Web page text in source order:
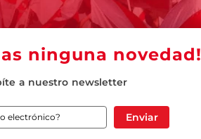
ninguna novedad!
a nuestro newsletter
Enviar